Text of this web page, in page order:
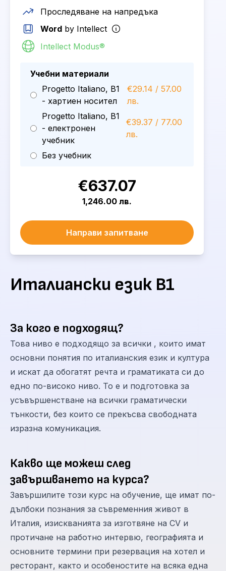
Италиански език B1
За кого е подходящ?
Това ниво е подходящо за всички , които имат
основни понятия по италианския език и култура
и искат да обогатят речта и граматиката си до
едно по-високо ниво. То е и подготовка за
усъвършенстване на всички граматически
тънкости, без които се прекъсва свободната
изразна комуникация.
Какво ще можеш след
завършването на курса?
Завършилите този курс на обучение, ще имат по-
дълбоки познания за съвременния живот в
Италия, изискванията за изготвяне на CV и
протичане на работно интервю, географията и
основните термини при резервация на хотел и
ресторант, както и особеностите на всяка една
Проследяване на напредъка
Word by Intellect
Intellect Modus®
Учебни материали
Progetto Italiano, B1
- хартиен носител
€29.14 / 57.00
лв.
Progetto Italiano, B1
- електронен
учебник
€39.37 / 77.00
лв.
Без учебник
€637.07
1,246.00 лв.
Направи запитване